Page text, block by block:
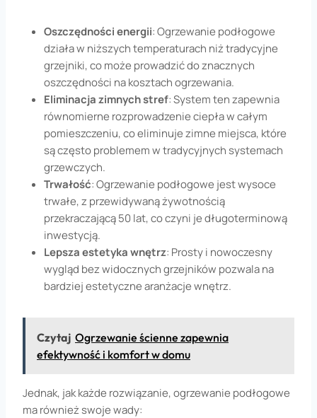
Oszczędności energii: Ogrzewanie podłogowe
działa w niższych temperaturach niż tradycyjne
grzejniki, co może prowadzić do znacznych
oszczędności na kosztach ogrzewania.
Eliminacja zimnych stref: System ten zapewnia
równomierne rozprowadzenie ciepła w całym
pomieszczeniu, co eliminuje zimne miejsca, które
są często problemem w tradycyjnych systemach
grzewczych.
Trwałość: Ogrzewanie podłogowe jest wysoce
trwałe, z przewidywaną żywotnością
przekraczającą 50 lat, co czyni je długoterminową
inwestycją.
Lepsza estetyka wnętrz: Prosty i nowoczesny
wygląd bez widocznych grzejników pozwala na
bardziej estetyczne aranżacje wnętrz.
Czytaj Ogrzewanie ścienne zapewnia
efektywność i komfort w domu
Jednak, jak każde rozwiązanie, ogrzewanie podłogowe
ma również swoje wady: